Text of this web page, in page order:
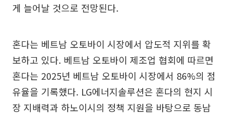
게 늘어날 것으로 전망된다.
혼다는 베트남 오토바이 시장에서 압도적 지위를 확
보하고 있다. 베트남 오토바이 제조업 협회에 따르면
혼다는 2025년 베트남 오토바이 시장에서 86%의 점
유율을 기록했다. LG에너지솔루션은 혼다의 현지 시
장 지배력과 하노이시의 정책 지원을 바탕으로 동남